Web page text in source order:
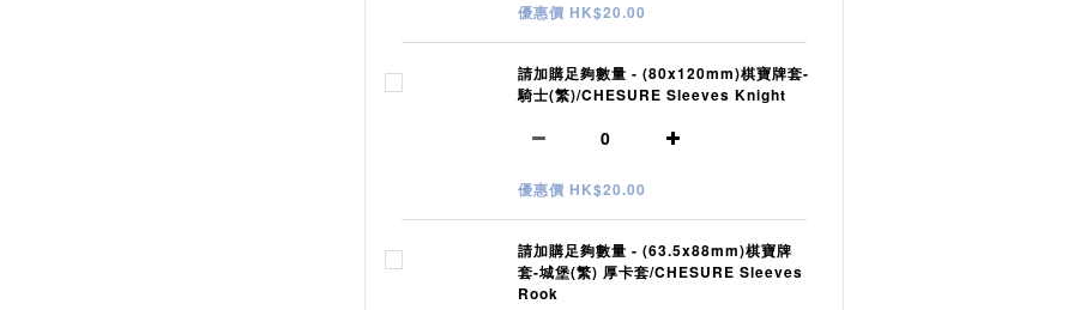
優惠價 HK$20.00
請加購足夠數量 - (80x120mm)棋寶牌套-
騎士(繁)/CHESURE Sleeves Knight
優惠價 HK$20.00
請加購足夠數量 - (63.5x88mm)棋寶牌
套-城堡(繁) 厚卡套/CHESURE Sleeves
Rook